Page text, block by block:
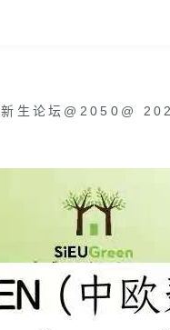
新生论坛@2050 @